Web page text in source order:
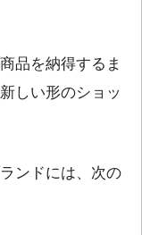
品を納得するま
しい形のショッ
ンドには、次の